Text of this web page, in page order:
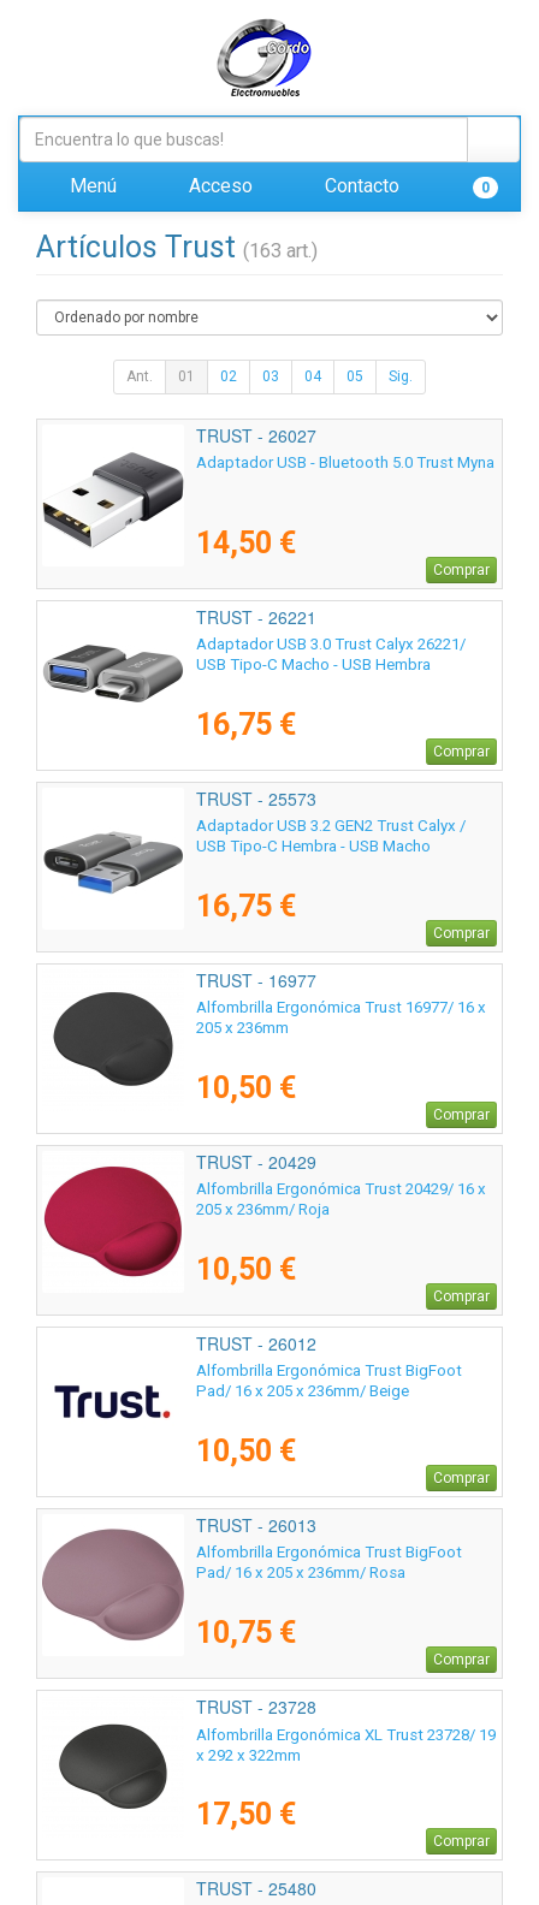
Menú Acceso Contacto 0
Artículos Trust (163 art.)
Ant. 01 02 03 04 05 Sig.
TRUST - 26027
Adaptador USB - Bluetooth 5.0 Trust Myna
14,50 €
Comprar
TRUST - 26221
Adaptador USB 3.0 Trust Calyx 26221/
USB Tipo-C Macho - USB Hembra
16,75 €
Comprar
TRUST - 25573
Adaptador USB 3.2 GEN2 Trust Calyx /
USB Tipo-C Hembra - USB Macho
16,75 €
Comprar
TRUST - 16977
Alfombrilla Ergonómica Trust 16977/ 16 x
205 x 236mm
10,50 €
Comprar
TRUST - 20429
Alfombrilla Ergonómica Trust 20429/ 16 x
205 x 236mm/ Roja
10,50 €
Comprar
TRUST - 26012
Alfombrilla Ergonómica Trust BigFoot
Pad/ 16 x 205 x 236mm/ Beige
10,50 €
Comprar
TRUST - 26013
Alfombrilla Ergonómica Trust BigFoot
Pad/ 16 x 205 x 236mm/ Rosa
10,75 €
Comprar
TRUST - 23728
Alfombrilla Ergonómica XL Trust 23728/ 19
x 292 x 322mm
17,50 €
Comprar
TRUST - 25480